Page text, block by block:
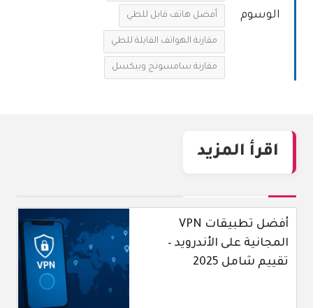
الوسوم أفضل هاتف قابل للطي
مقارنة الهواتف القابلة للطي
مقارنة سامسونج وبيكسل
اقرأ المزيد
أفضل تطبيقات VPN
المجانية على الأندرويد –
تقييم شامل 2025